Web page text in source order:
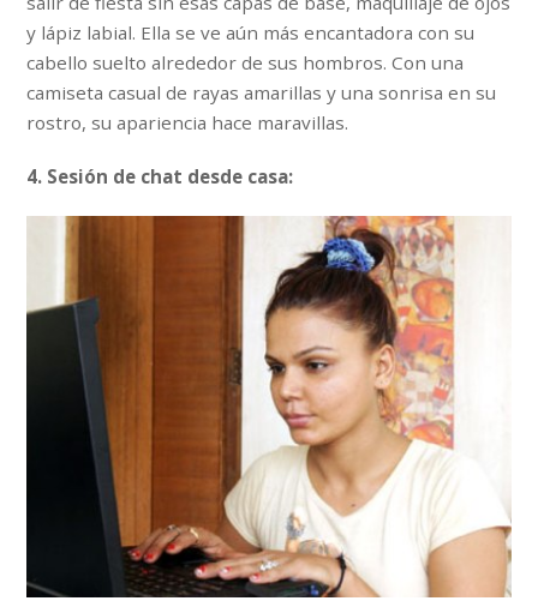
y lápiz labial. Ella se ve aún más encantadora con su
cabello suelto alrededor de sus hombros. Con una
camiseta casual de rayas amarillas y una sonrisa en su
rostro, su apariencia hace maravillas.
4. Sesión de chat desde casa: